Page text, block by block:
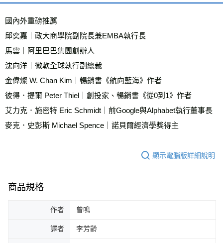
國內外重磅推薦
邱奕嘉｜政大商學院副院長兼EMBA執行長
馬雲｜阿里巴巴集團創辦人
沈向洋｜微軟全球執行副總裁
金偉燦 W. Chan Kim｜暢銷書《航向藍海》作者
彼得．提爾 Peter Thiel｜創投家、暢銷書《從0到1》作者
艾力克．施密特 Eric Schmidt｜前Google與Alphabet執行董事長
麥克．史彭斯 Michael Spence｜諾貝爾經濟學獎得主
顯示電腦版詳細說明
商品規格
作者 曾鳴
譯者 李芳齡